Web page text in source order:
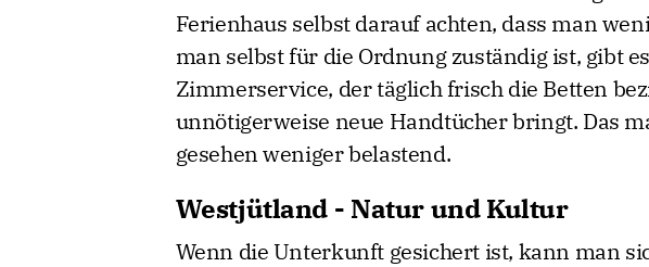
Ferienhaus selbst darauf achten, dass man
man selbst für die Ordnung zuständig ist, gibt
Zimmerservice, der täglich frisch die Betten
unnötigerweise neue Handtücher bringt. Das
gesehen weniger belastend.
Westjütland - Natur und Kultur
Wenn die Unterkunft gesichert ist, kann man